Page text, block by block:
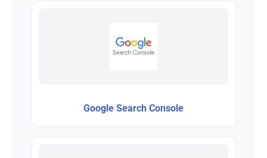
Google Search Console